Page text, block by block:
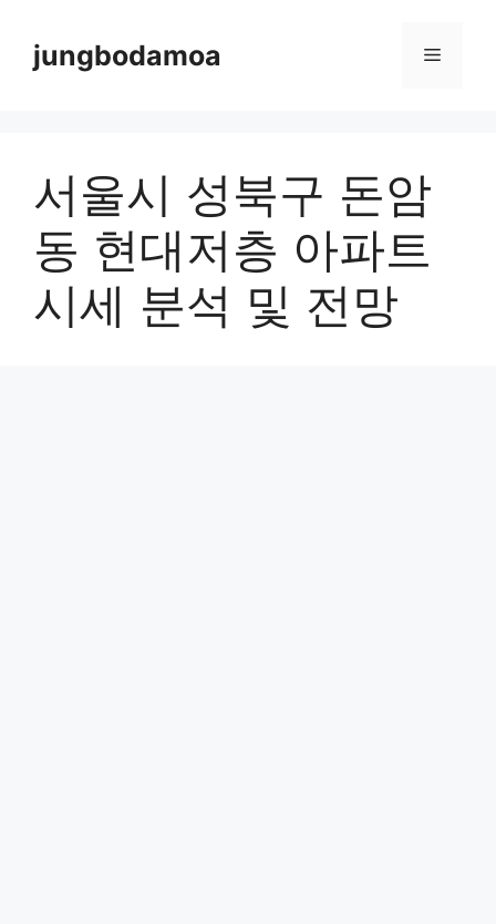
contentjungbodamoa Menu
서울시 성북구 돈암
동 현대저층 아파트
시세 분석 및 전망